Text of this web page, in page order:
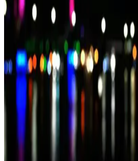
İki jüt ip ürünü olan Genel Markalar ve
karşılaştırmasıyla, ihtiyaçlarınıza en
oluyoruz.
Genel Markalar Sarmaşık
Jüt İp Karşılaştırması
İki farklı jüt ipi ürününün özellikleri,
yorumlarıyla detaylı karşılaştırması.
en uygun seçeneği belirleyin.
Jüt İplik Karşılaştırması: Doğal
Ürünler Hakkında Detaylı
İki popüler jüt ip ürününü